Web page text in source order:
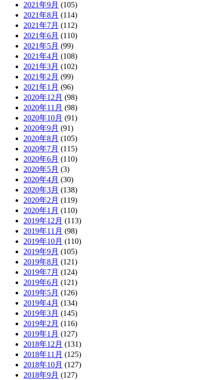
2021年9月 (105)
2021年8月 (114)
2021年7月 (112)
2021年6月 (110)
2021年5月 (99)
2021年4月 (108)
2021年3月 (102)
2021年2月 (99)
2021年1月 (96)
2020年12月 (98)
2020年11月 (98)
2020年10月 (91)
2020年9月 (91)
2020年8月 (105)
2020年7月 (115)
2020年6月 (110)
2020年5月 (3)
2020年4月 (30)
2020年3月 (138)
2020年2月 (119)
2020年1月 (110)
2019年12月 (113)
2019年11月 (98)
2019年10月 (110)
2019年9月 (105)
2019年8月 (121)
2019年7月 (124)
2019年6月 (121)
2019年5月 (126)
2019年4月 (134)
2019年3月 (145)
2019年2月 (116)
2019年1月 (127)
2018年12月 (131)
2018年11月 (125)
2018年10月 (127)
2018年9月 (127)